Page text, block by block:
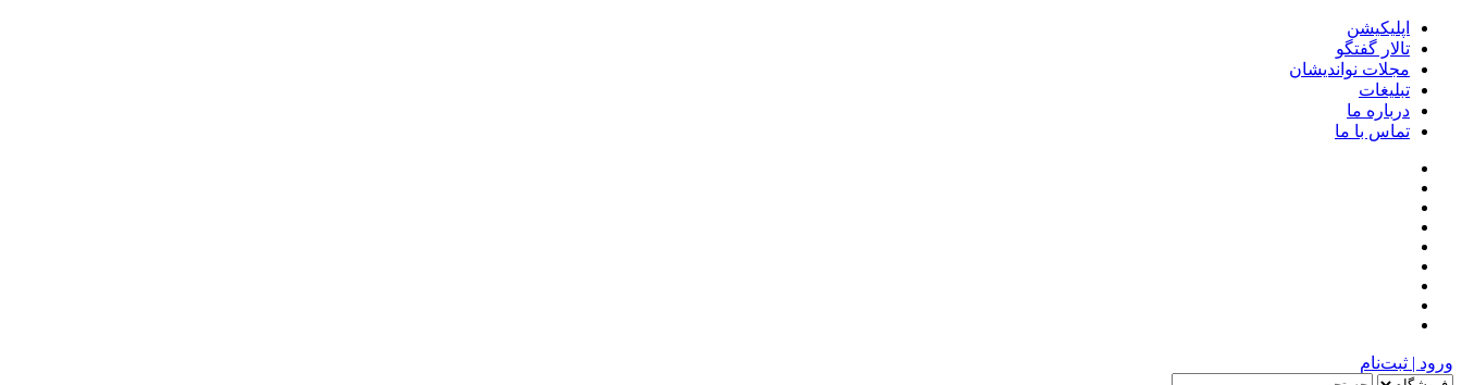
اپلیکیشن
تالار گفتگو
مجلات نواندیشان
تبلیغات
درباره ما
تماس با ما
ورود | ثبت‌نام